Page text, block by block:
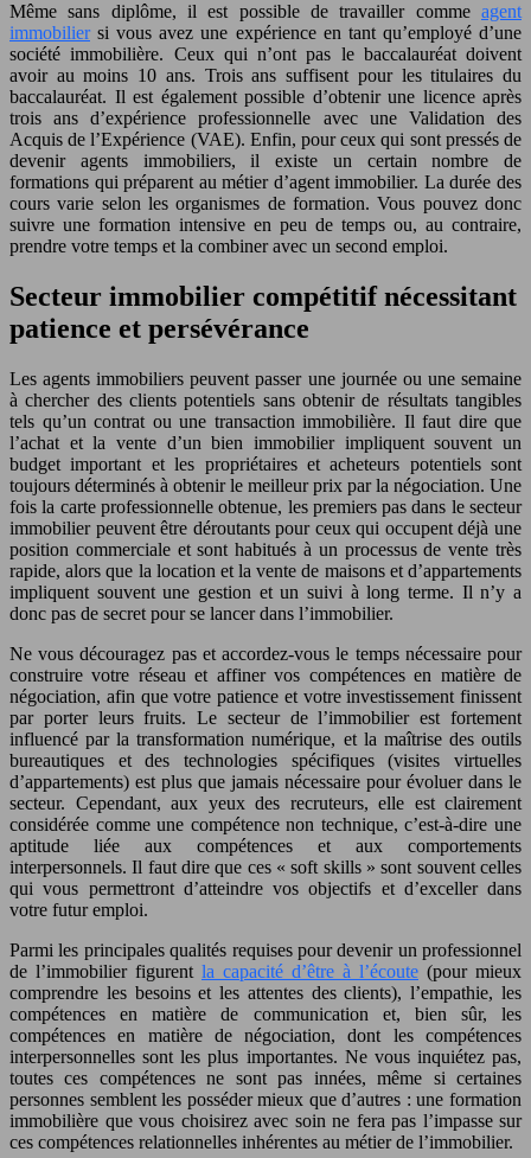
Même sans diplôme, il est possible de travailler comme agent
immobiliersi vous avez une expérience en tant qu’employé d’une
société immobilière. Ceux qui n’ont pas le baccalauréat doivent
avoir au moins 10 ans. Trois ans suffisent pour les titulaires du
baccalauréat. Il est également possible d’obtenir une licence après
trois ans d’expérience professionnelle avec une Validation des
Acquis de l’Expérience (VAE). Enfin, pour ceux qui sont pressés de
devenir agents immobiliers, il existe un certain nombre de
formations qui préparent au métier d’agent immobilier. La durée des
cours varie selon les organismes de formation. Vous pouvez donc
suivre une formation intensive en peu de temps ou, au contraire,
prendre votre temps et la combiner avec un second emploi.
Secteur immobilier compétitif nécessitant
patience et persévérance
Les agents immobiliers peuvent passer une journée ou une semaine
à chercher des clients potentiels sans obtenir de résultats tangibles
tels qu’un contrat ou une transaction immobilière. Il faut dire que
l’achat et la vente d’un bien immobilier impliquent souvent un
budget important et les propriétaires et acheteurs potentiels sont
toujours déterminés à obtenir le meilleur prix par la négociation. Une
fois la carte professionnelle obtenue, les premiers pas dans le secteur
immobilier peuvent être déroutants pour ceux qui occupent déjà une
position commerciale et sont habitués à un processus de vente très
rapide, alors que la location et la vente de maisons et d’appartements
impliquent souvent une gestion et un suivi à long terme. Il n’y a
donc pas de secret pour se lancer dans l’immobilier.
Ne vous découragez pas et accordez-vous le temps nécessaire pour
construire votre réseau et affiner vos compétences en matière de
négociation, afin que votre patience et votre investissement finissent
par porter leurs fruits. Le secteur de l’immobilier est fortement
influencé par la transformation numérique, et la maîtrise des outils
bureautiques et des technologies spécifiques (visites virtuelles
d’appartements) est plus que jamais nécessaire pour évoluer dans le
secteur. Cependant, aux yeux des recruteurs, elle est clairement
considérée comme une compétence non technique, c’est-à-dire une
aptitude liée aux compétences et aux comportements
interpersonnels. Il faut dire que ces « soft skills » sont souvent celles
qui vous permettront d’atteindre vos objectifs et d’exceller dans
votre futur emploi.
Parmi les principales qualités requises pour devenir un professionnel
de l’immobilier figurent la capacité d’être à l’écoute (pour mieux
comprendre les besoins et les attentes des clients), l’empathie, les
compétences en matière de communication et, bien sûr, les
compétences en matière de négociation, dont les compétences
interpersonnelles sont les plus importantes. Ne vous inquiétez pas,
toutes ces compétences ne sont pas innées, même si certaines
personnes semblent les posséder mieux que d’autres : une formation
immobilière que vous choisirez avec soin ne fera pas l’impasse sur
ces compétences relationnelles inhérentes au métier de l’immobilier.